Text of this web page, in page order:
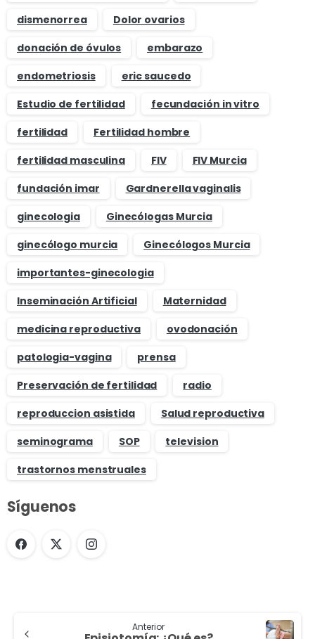
dismenorrea
Dolor ovarios
donación de óvulos
embarazo
endometriosis
eric saucedo
Estudio de fertilidad
fecundación in vitro
fertilidad
Fertilidad hombre
fertilidad masculina
FIV
FIV Murcia
fundación imar
Gardnerella vaginalis
ginecologia
Ginecólogas Murcia
ginecólogo murcia
Ginecólogos Murcia
importantes-ginecologia
Inseminación Artificial
Maternidad
medicina reproductiva
ovodonación
patologia-vagina
prensa
Preservación de fertilidad
radio
reproduccion asistida
Salud reproductiva
seminograma
SOP
television
trastornos menstruales
Síguenos
Anterior